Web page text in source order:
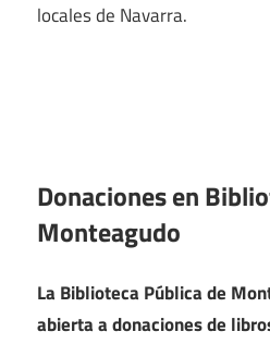
locales de Navarra.
Donaciones en
Monteagudo
La Biblioteca Pública de
abierta a donaciones de